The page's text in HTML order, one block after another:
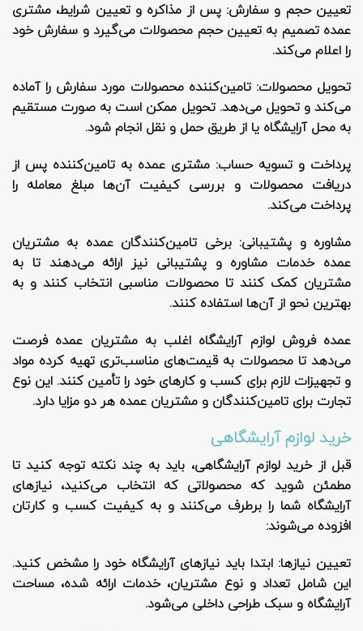
تعیین حجم و سفارش: پس از مذاکره و تعیین شرایط، مشتری
عمده تصمیم به تعیین حجم محصولات می‌گیرد و سفارش خود
را اعلام می‌کند.
تحویل محصولات: تامین‌کننده محصولات مورد سفارش را آماده
می‌کند و تحویل می‌دهد. تحویل ممکن است به صورت مستقیم
به محل آرایشگاه یا از طریق حمل و نقل انجام شود.
پرداخت و تسویه حساب: مشتری عمده به تامین‌کننده پس از
دریافت محصولات و بررسی کیفیت آن‌ها مبلغ معامله را
پرداخت می‌کند.
مشاوره و پشتیبانی: برخی تامین‌کنندگان عمده به مشتریان
عمده خدمات مشاوره و پشتیبانی نیز ارائه می‌دهند تا به
مشتریان کمک کنند تا محصولات مناسبی انتخاب کنند و به
بهترین نحو از آن‌ها استفاده کنند.
عمده فروش لوازم آرایشگاه اغلب به مشتریان عمده فرصت
می‌دهد تا محصولات به قیمت‌های مناسب‌تری تهیه کرده مواد
و تجهیزات لازم برای کسب و کارهای خود را تأمین کنند. این نوع
تجارت برای تامین‌کنندگان و مشتریان عمده هر دو مزایا دارد.
خرید لوازم آرایشگاهی
قبل از خرید لوازم آرایشگاهی، باید به چند نکته توجه کنید تا
مطمئن شوید که محصولاتی که انتخاب می‌کنید، نیازهای
آرایشگاه شما را برطرف می‌کنند و به کیفیت کسب و کارتان
افزوده می‌شوند:
تعیین نیازها: ابتدا باید نیازهای آرایشگاه خود را مشخص کنید.
این شامل تعداد و نوع مشتریان، خدمات ارائه شده، مساحت
آرایشگاه و سبک طراحی داخلی می‌شود.